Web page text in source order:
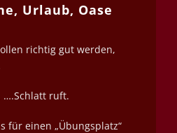
Urlaub, Oase
richtig gut werden,
….Schlatt ruft.
für einen „Übungsplatz“